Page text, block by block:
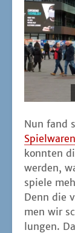
Nun fand
konn­ten
wer­den,
spie­le
Denn die
men wir
lun­gen.